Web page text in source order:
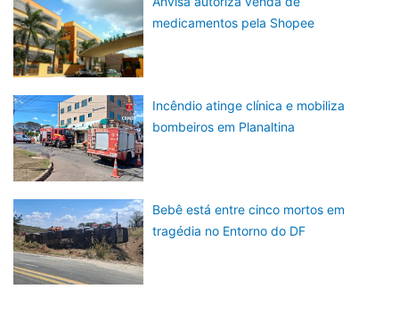
medicamentos pela Shopee
Incêndio atinge clínica e mobiliza
bombeiros em Planaltina
Bebê está entre cinco mortos em
tragédia no Entorno do DF